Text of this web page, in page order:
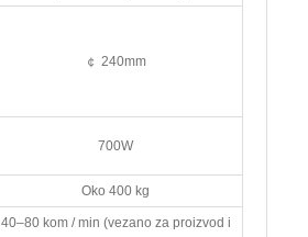
￠ 240mm
700W
Oko 400 kg
40–80 kom / min (vezano za proizvod i